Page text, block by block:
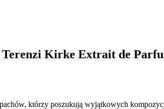
Terenzi Kirke Extrait de
którzy poszukują wyjątkowych